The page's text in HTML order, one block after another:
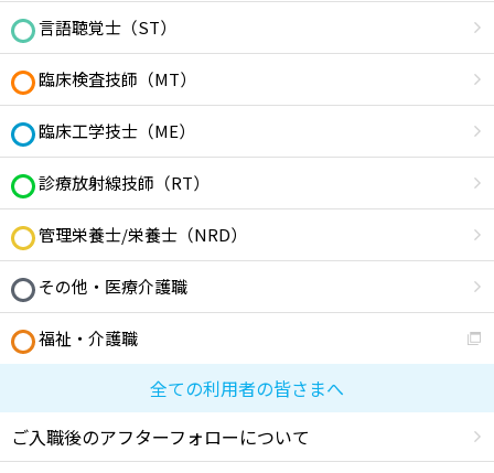
言語聴覚士（ST）
臨床検査技師（MT）
臨床工学技士（ME）
診療放射線技師（RT）
管理栄養士/栄養士（NRD）
その他・医療介護職
福祉・介護職
全ての利用者の皆さまへ
ご入職後のアフターフォローについて